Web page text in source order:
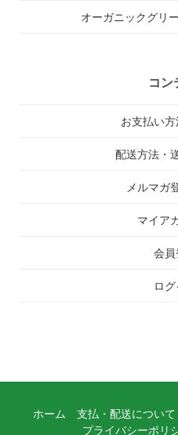
オーガニックグリ
コン
お支払い
配送方法・
メルマガ
マイア
会
ロ
ホーム 支払・配送について
プライバシーポリ